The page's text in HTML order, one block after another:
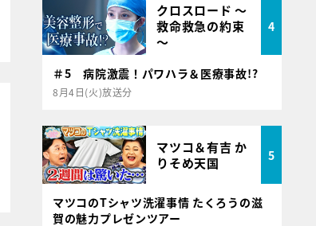
クロスロード ～
救命救急の約束
～
4
＃5 病院激震！パワハラ＆医療事故!?
8月4日(火)放送分
マツコ＆有吉 か
りそめ天国
5
マツコのTシャツ洗濯事情 たくろうの滋
賀の魅力プレゼンツアー